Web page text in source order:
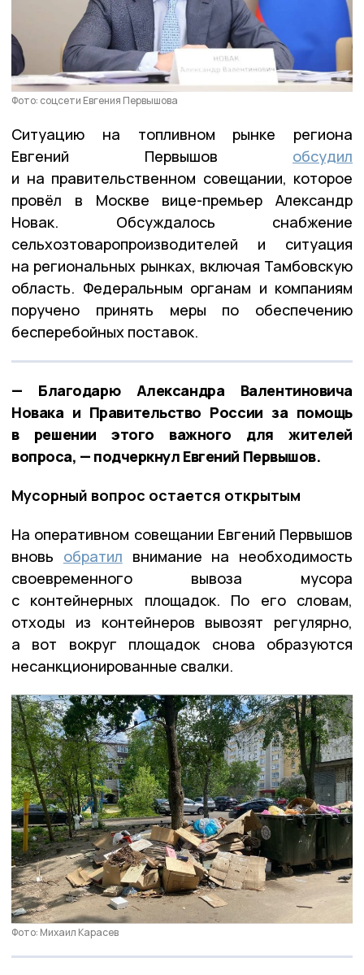
Фото: соцсети Евгения Первышова
Ситуацию на топливном рынке региона
Евгений Первышов обсудил
и на правительственном совещании, которое
провёл в Москве вице-премьер Александр
Новак. Обсуждалось снабжение
сельхозтоваропроизводителей и ситуация
на региональных рынках, включая Тамбовскую
область. Федеральным органам и компаниям
поручено принять меры по обеспечению
бесперебойных поставок.
— Благодарю Александра Валентиновича
Новака и Правительство России за помощь
в решении этого важного для жителей
вопроса, — подчеркнул Евгений Первышов.
Мусорный вопрос остается открытым
На оперативном совещании Евгений Первышов
вновь обратил внимание на необходимость
своевременного вывоза мусора
с контейнерных площадок. По его словам,
отходы из контейнеров вывозят регулярно,
а вот вокруг площадок снова образуются
несанкционированные свалки.
Фото: Михаил Карасев